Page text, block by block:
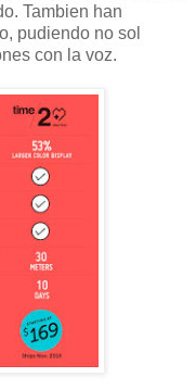
Tambien han
pudiendo no sol
con la voz.